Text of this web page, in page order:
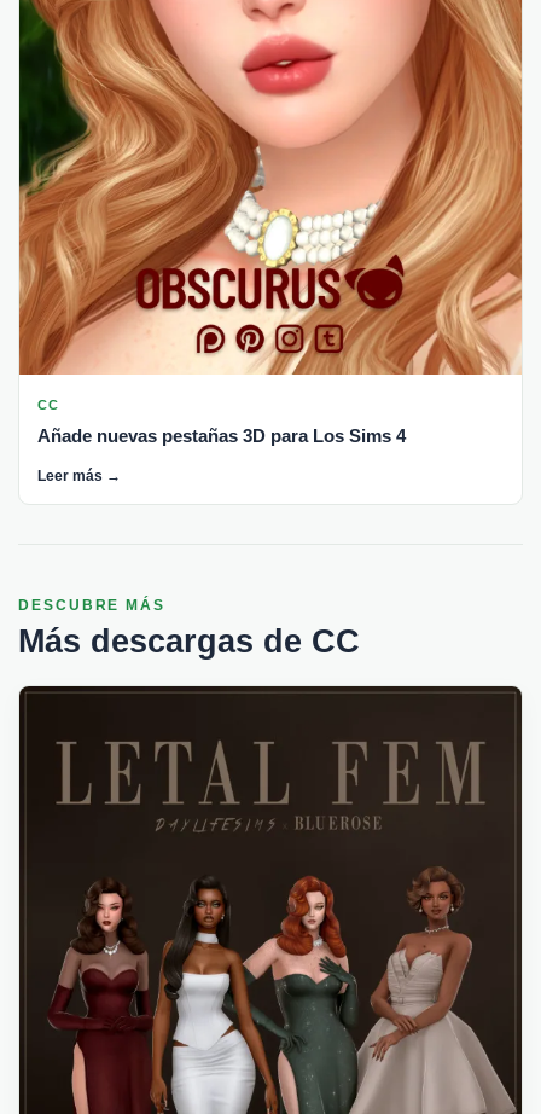
CC
Añade nuevas pestañas 3D para Los Sims 4
Leer más →
DESCUBRE MÁS
Más descargas de CC